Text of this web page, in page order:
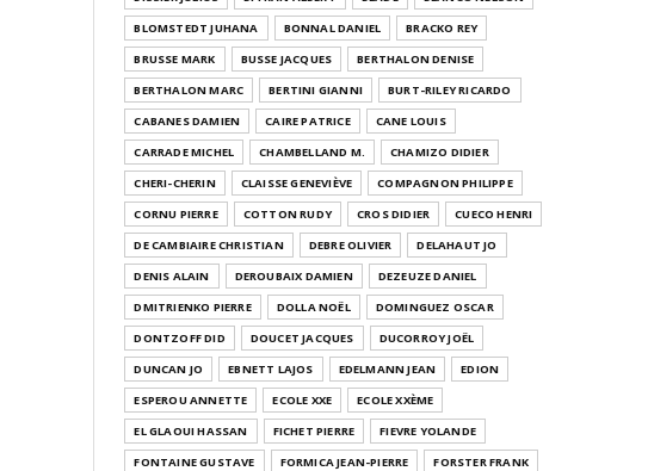
BLOMSTEDT JUHANA
BONNAL DANIEL
BRACKO REY
BRUSSE MARK
BUSSE JACQUES
BERTHALON DENISE
BERTHALON MARC
BERTINI GIANNI
BURT-RILEY RICARDO
CABANES DAMIEN
CAIRE PATRICE
CANE LOUIS
CARRADE MICHEL
CHAMBELLAND M.
CHAMIZO DIDIER
CHERI-CHERIN
CLAISSE GENEVIÈVE
COMPAGNON PHILIPPE
CORNU PIERRE
COTTON RUDY CROS DIDIER
CUECO HENRI
DE CAMBIAIRE CHRISTIAN
DEBRE OLIVIER
DELAHAUT JO
DENIS ALAIN
DEROUBAIX DAMIEN
DEZEUZE DANIEL
DMITRIENKO PIERRE
DOLLA NOËL
DOMINGUEZ OSCAR
DONTZOFF DID
DOUCET JACQUES
DUCORROY JOËL
DUNCAN JO
EBNETT LAJOS EDELMANN JEAN
EDION
ESPEROU ANNETTE
ECOLE XXE
ECOLE XXÈME
EL GLAOUI HASSAN
FICHET PIERRE
FIEVRE YOLANDE
FONTAINE GUSTAVE
FORMICA JEAN-PIERRE
FORSTER FRANK